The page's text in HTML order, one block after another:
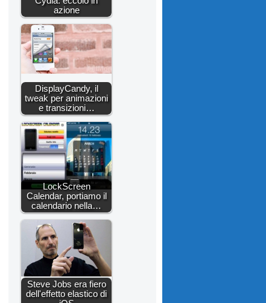
azione
DisplayCandy, il
tweak per animazioni
e transizioni…
LockScreen
Calendar, portiamo il
calendario nella…
Steve Jobs era fiero
dell'effetto elastico di